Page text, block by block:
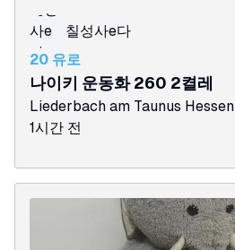
칠성
사e
다
칠성사e다
20 유로
나이키 운동화 260 2켤레
Liederbach am Taunus Hessen
1시간 전